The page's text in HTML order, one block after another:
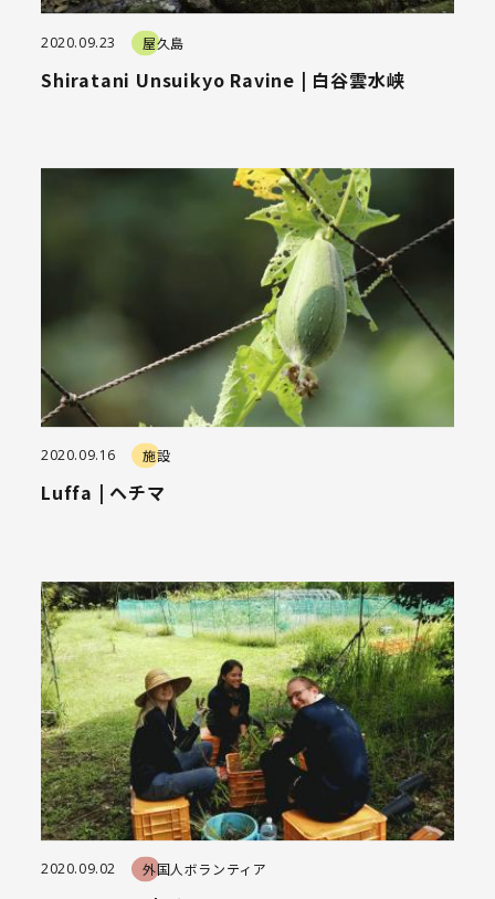
2020.09.23 屋久島
Shiratani Unsuikyo Ravine | 白谷雲水峡
2020.09.16 施設
Luffa | ヘチマ
2020.09.02 外国人ボランティア